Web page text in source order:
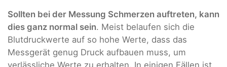
Sollten bei der Messung Schmerzen auftreten, kann
dies ganz normal sein. Meist belaufen sich die
Blutdruckwerte auf so hohe Werte, dass das
Messgerät genug Druck aufbauen muss, um
verlässliche Werte zu erhalten. In einigen Fällen ist